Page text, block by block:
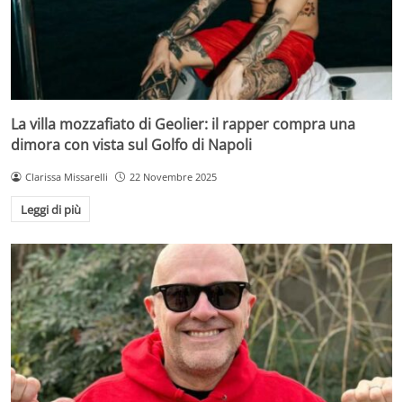
La villa mozzafiato di Geolier: il rapper compra una
dimora con vista sul Golfo di Napoli
Clarissa Missarelli 22 Novembre 2025
Leggi di più